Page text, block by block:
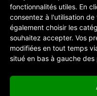
fonctionnalités utiles. En
consentez à l'utilisation de
également choisir les
souhaitez accepter. Vos
modifiées en tout temps
situé en bas à gauche
enseignant Unil
Bibliothèque spécialisée en
pédagogie
Chaîne YouTube du CSE
Centre de soutien à